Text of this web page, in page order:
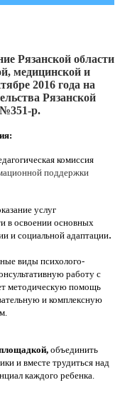
Рязанской области
медицинской и
2016года на
Рязанской
№351-р.
комиссия
поддержки
услуг
в освоении основных
и социальной адаптации.
виды психолого-
работу с
методическую помощь
и комплексную
объединить
и вместе трудиться над
каждого ребенка.